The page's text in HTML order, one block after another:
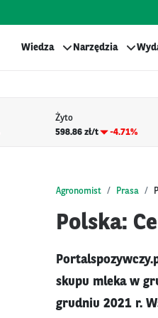
Wiedza Narzędzia
Żyto
598.86 zł/t
-4.71%
Agronomist Prasa
Polska:
skupu mleka w
grudniu 2021 r.